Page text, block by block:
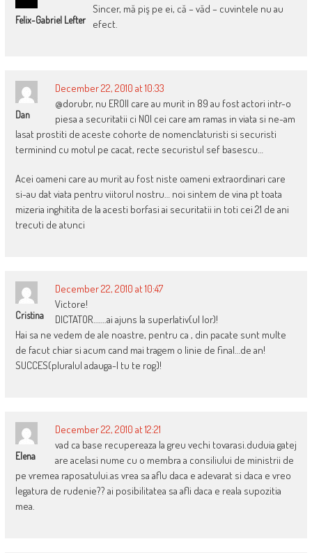
Felix-Gabriel Lefter
Sincer, mă piş pe ei, că – văd – cuvintele nu au
efect.
Dan
December 22, 2010 at 10:33
@dorubr, nu EROII care au murit in 89 au fost actori intr-o
piesa a securitatii ci NOI cei care am ramas in viata si ne-am
lasat prostiti de aceste cohorte de nomenclaturisti si securisti
terminind cu motul pe cacat, recte securistul sef basescu…
Acei oameni care au murit au fost niste oameni extraordinari care
si-au dat viata pentru viitorul nostru… noi sintem de vina pt toata
mizeria inghitita de la acesti borfasi ai securitatii in toti cei 21 de ani
trecuti de atunci
Cristina
December 22, 2010 at 10:47
Victore!
DICTATOR…….ai ajuns la superlativ(ul lor)!
Hai sa ne vedem de ale noastre, pentru ca , din pacate sunt multe
de facut chiar si acum cand mai tragem o linie de final…de an!
SUCCES(pluralul adauga-l tu te rog)!
Elena
December 22, 2010 at 12:21
vad ca base recupereaza la greu vechi tovarasi.duduia gatej
are acelasi nume cu o membra a consiliului de ministrii de
pe vremea raposatului.as vrea sa aflu daca e adevarat si daca e vreo
legatura de rudenie?? ai posibilitatea sa afli daca e reala supozitia
mea.